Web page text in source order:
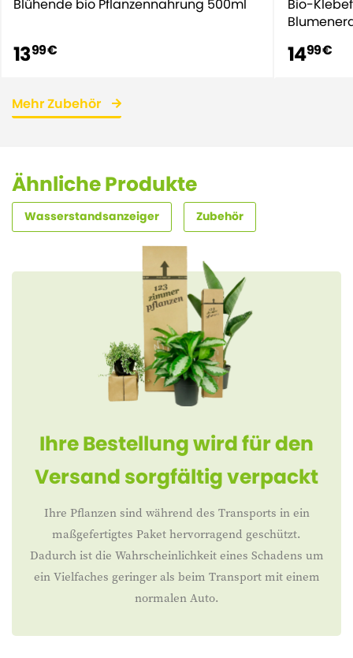
Blühende bio Pflanzennahrung 500ml
1399 €
Bio-
1499 €
Mehr Zubehör
Ähnliche Produkte
Wasserstandsanzeiger Zubehör
Ihre Bestellung wird für den
Versand sorgfältig verpackt
Ihre Pflanzen sind während des Transports in ein
maßgefertigtes Paket hervorragend geschützt.
Dadurch ist die Wahrscheinlichkeit eines Schadens um
ein Vielfaches geringer als beim Transport mit einem
normalen Auto.